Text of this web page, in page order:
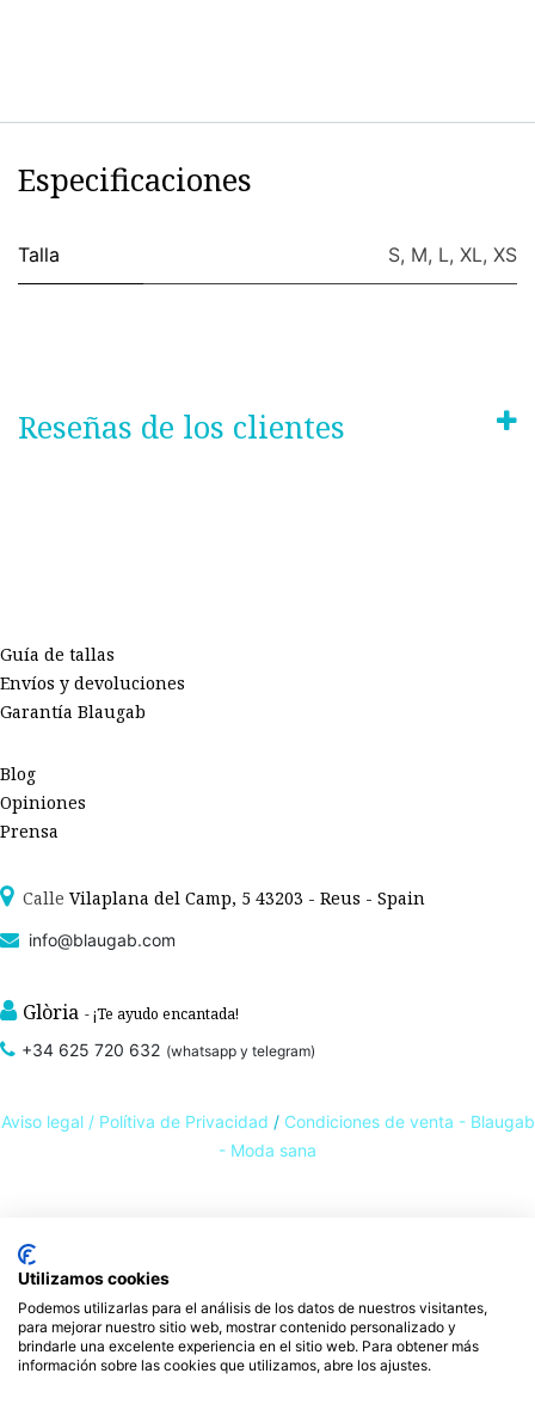
Especificaciones
Talla S, M, L, XL, XS
Reseñas de los clientes
Guía de tallas
Envíos y devoluciones
Garantía Blaugab
Blog
Opiniones
Prensa
Calle Vilaplana del Camp, 5 43203 - Reus - Spain
info@blaugab.com
Glòria - ¡Te ayudo encantada!
+34 625 720 632 (whatsapp y telegram)
Aviso legal / Polítiva de Privacidad / Condiciones de venta - Blaugab
- Moda sana
ropa interior de algodón orgánico,
sostenibles con certificado GOTS
Expertos en ropa para piel sensible, ropa para piel delicada y enfermedades
ambientales. Ropa interior sostenible.
Utilizamos cookies
Podemos utilizarlas para el análisis de los datos de nuestros visitantes,
para mejorar nuestro sitio web, mostrar contenido personalizado y
brindarle una excelente experiencia en el sitio web. Para obtener más
información sobre las cookies que utilizamos, abre los ajustes.